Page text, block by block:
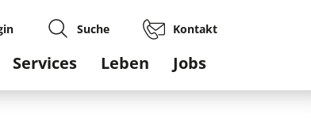
Suche Kontakt
Services Leben Jobs